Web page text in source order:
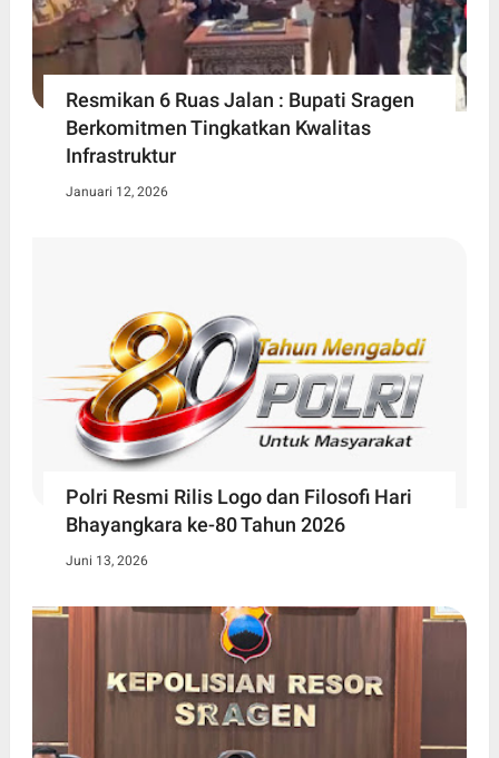
Resmikan 6 Ruas Jalan : Bupati Sragen
Berkomitmen Tingkatkan Kwalitas
Infrastruktur
Januari 12, 2026
Polri Resmi Rilis Logo dan Filosofi Hari
Bhayangkara ke-80 Tahun 2026
Juni 13, 2026